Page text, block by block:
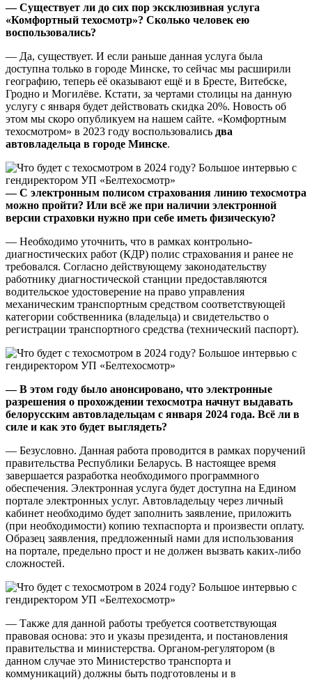
— Существует ли до сих пор эксклюзивная услуга
«Комфортный техосмотр»? Сколько человек ею
воспользовались?
— Да, существует. И если раньше данная услуга была
доступна только в городе Минске, то сейчас мы расширили
географию, теперь её оказывают ещё и в Бресте, Витебске,
Гродно и Могилёве. Кстати, за чертами столицы на данную
услугу с января будет действовать скидка 20%. Новость об
этом мы скоро опубликуем на нашем сайте. «Комфортным
техосмотром» в 2023 году воспользовались два
автовладельца в городе Минске.
— С электронным полисом страхования линию техосмотра
можно пройти? Или всё же при наличии электронной
версии страховки нужно при себе иметь физическую?
— Необходимо уточнить, что в рамках контрольно-
диагностических работ (КДР) полис страхования и ранее не
требовался. Согласно действующему законодательству
работнику диагностической станции предоставляются
водительское удостоверение на право управления
механическим транспортным средством соответствующей
категории собственника (владельца) и свидетельство о
регистрации транспортного средства (технический паспорт).
— В этом году было анонсировано, что электронные
разрешения о прохождении техосмотра начнут выдавать
белорусским автовладельцам с января 2024 года. Всё ли в
силе и как это будет выглядеть?
— Безусловно. Данная работа проводится в рамках поручений
правительства Республики Беларусь. В настоящее время
завершается разработка необходимого программного
обеспечения. Электронная услуга будет доступна на Едином
портале электронных услуг. Автовладельцу через личный
кабинет необходимо будет заполнить заявление, приложить
(при необходимости) копию техпаспорта и произвести оплату.
Образец заявления, предложенный нами для использования
на портале, предельно прост и не должен вызвать каких-либо
сложностей.
— Также для данной работы требуется соответствующая
правовая основа: это и указы президента, и постановления
правительства и министерства. Органом-регулятором (в
данном случае это Министерство транспорта и
коммуникаций) должны быть подготовлены и в